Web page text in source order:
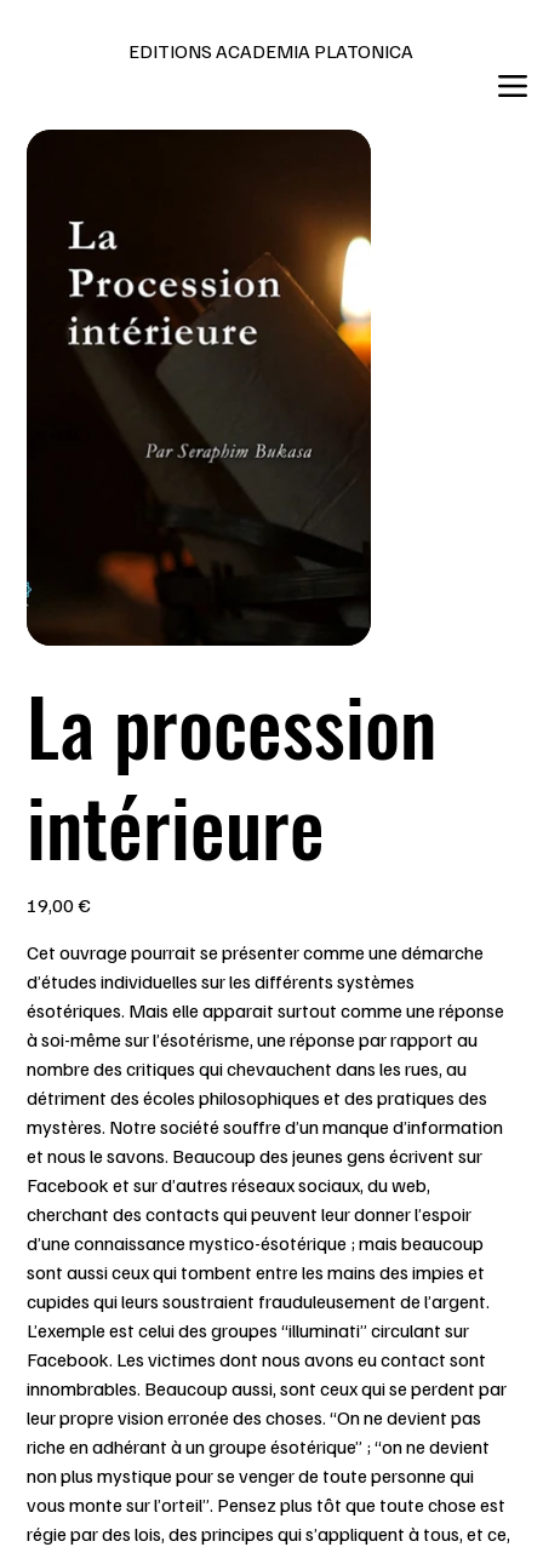
EDITIONS ACADEMIA PLATONICA
La procession
intérieure
19,00 €
Cet ouvrage pourrait se présenter comme une démarche
d’études individuelles sur les différents systèmes
ésotériques. Mais elle apparait surtout comme une réponse
à soi-même sur l’ésotérisme, une réponse par rapport au
nombre des critiques qui chevauchent dans les rues, au
détriment des écoles philosophiques et des pratiques des
mystères. Notre société souffre d’un manque d’information
et nous le savons. Beaucoup des jeunes gens écrivent sur
Facebook et sur d’autres réseaux sociaux, du web,
cherchant des contacts qui peuvent leur donner l’espoir
d’une connaissance mystico-ésotérique ; mais beaucoup
sont aussi ceux qui tombent entre les mains des impies et
cupides qui leurs soustraient frauduleusement de l’argent.
L’exemple est celui des groupes “illuminati” circulant sur
Facebook. Les victimes dont nous avons eu contact sont
innombrables. Beaucoup aussi, sont ceux qui se perdent par
leur propre vision erronée des choses. “On ne devient pas
riche en adhérant à un groupe ésotérique” ; “on ne devient
non plus mystique pour se venger de toute personne qui
vous monte sur l’orteil”. Pensez plus tôt que toute chose est
régie par des lois, des principes qui s’appliquent à tous, et ce,